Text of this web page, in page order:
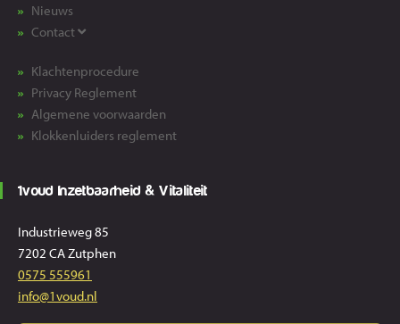
Nieuws
Contact
Klachtenprocedure
Privacy Reglement
Algemene voorwaarden
Klokkenluiders reglement
1voud Inzetbaarheid & Vitaliteit
Industrieweg 85
7202 CA Zutphen
0575 555961
info@1voud.nl